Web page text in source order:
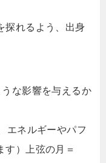
探れるよう、出身
な影響を与えるか
エネルギーやパフ
す）上弦の月＝